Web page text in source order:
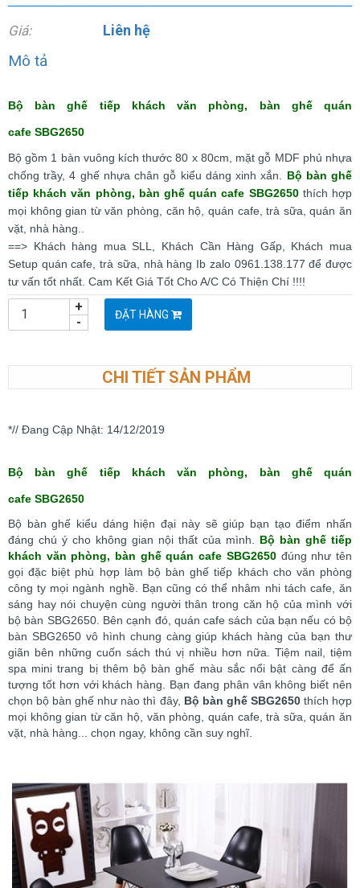
Giá: Liên hệ
Mô tả
Bộ bàn ghế tiếp khách văn phòng, bàn ghế quán
cafe SBG2650
Bộ gồm 1 bàn vuông kích thước 80 x 80cm, mặt gỗ MDF phủ nhựa
chống trầy, 4 ghế nhựa chân gỗ kiểu dáng xinh xắn. Bộ bàn ghế
tiếp khách văn phòng, bàn ghế quán cafe SBG2650thích hợp
mọi không gian từ văn phòng, căn hộ, quán cafe, trà sữa, quán ăn
vặt, nhà hàng..
==> Khách hàng mua SLL, Khách Cần Hàng Gấp, Khách mua
Setup quán cafe, trà sữa, nhà hàng Ib zalo 0961.138.177 để được
tư vấn tốt nhất. Cam Kết Giá Tốt Cho A/C Có Thiện Chí !!!!
-
+ ĐẶT HÀNG
CHI TIẾT SẢN PHẨM
*// Đang Cập Nhật: 14/12/2019
Bộ bàn ghế tiếp khách văn phòng, bàn ghế quán
cafe SBG2650
Bộ bàn ghế kiểu dáng hiện đại này sẽ giúp bạn tạo điểm nhấn
đáng chú ý cho không gian nội thất của mình. Bộ bàn ghế tiếp
khách văn phòng, bàn ghế quán cafe SBG2650 đúng như tên
gọi đặc biệt phù hợp làm bộ bàn ghế tiếp khách cho văn phòng
công ty mọi ngành nghề. Bạn cũng có thể nhâm nhi tách cafe, ăn
sáng hay nói chuyện cùng người thân trong căn hộ của mình với
bộ bàn SBG2650. Bên cạnh đó, quán cafe sách của bạn nếu có bộ
bàn SBG2650 vô hình chung càng giúp khách hàng của bạn thư
giãn bên những cuốn sách thú vị nhiều hơn nữa. Tiệm nail, tiệm
spa mini trang bị thêm bộ bàn ghế màu sắc nổi bật càng để ấn
tượng tốt hơn với khách hàng. Bạn đang phân vân không biết nên
chọn bộ bàn ghế như nào thì đây, Bộ bàn ghế SBG2650 thích hợp
mọi không gian từ căn hộ, văn phòng, quán cafe, trà sữa, quán ăn
vặt, nhà hàng... chọn ngay, không cần suy nghĩ.